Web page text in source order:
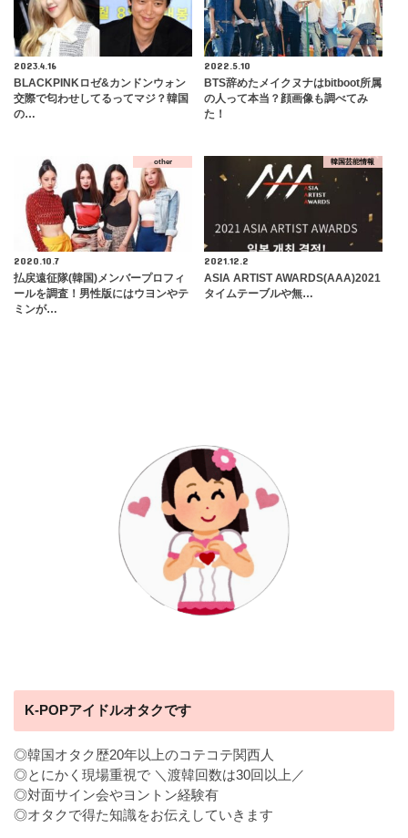
2023.4.16
BLACKPINKロゼ&カンドンウォン
交際で匂わせしてるってマジ？韓国
の…
2022.5.10
BTS辞めたメイクヌナはbitboot所属
の人って本当？顔画像も調べてみ
た！
other
2020.10.7
払戻遠征隊(韓国)メンバープロフィ
ールを調査！男性版にはウヨンやテ
ミンが…
韓国芸能情報
2021.12.2
ASIA ARTIST AWARDS(AAA)2021
タイムテーブルや無…
K-POPアイドルオタクです
◎韓国オタク歴20年以上のコテコテ関西人
◎とにかく現場重視で ＼渡韓回数は30回以上／
◎対面サイン会やヨントン経験有
◎オタクで得た知識をお伝えしていきます